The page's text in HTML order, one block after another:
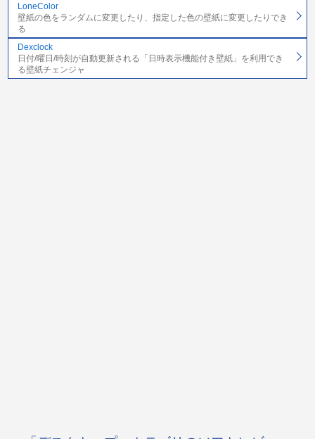
LoneColor
壁紙の色をランダムに変更したり、指定した色の壁紙に変更したりでき
る
Dexclock
日付/曜日/時刻が自動更新される「日時表示機能付き壁紙」を利用でき
る壁紙チェンジャ